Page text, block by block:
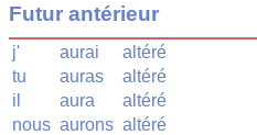
Futur antérieur
j' aurai
altéré
tu
auras
altéré
il
aura
altéré
nous aurons altéré